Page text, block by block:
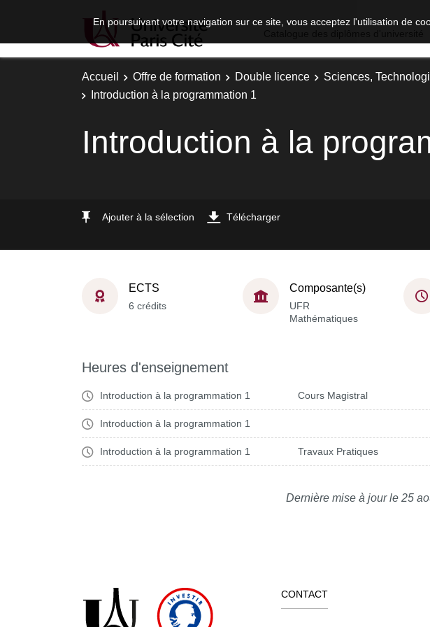
En poursuivant votre navigation sur ce site, vous acceptez l'utilisation de
Accueil Offre de formation Double licence Sciences,
Introduction à la programmation 1
Introduction à la
Ajouter à la sélection Télécharger
ECTS
6 crédits
Composante(s)
UFR
Mathématiques
Heures d'enseignement
Introduction à la programmation 1 Cours Magistral
Introduction à la programmation 1
Introduction à la programmation 1 Travaux Pratiques
Dernière mise à jour le 25
CONTACT